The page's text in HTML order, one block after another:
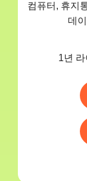
컴퓨터, 휴지
데
1년